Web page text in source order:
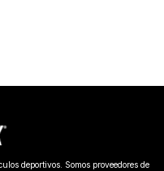
deportivos. Somos proveedores de